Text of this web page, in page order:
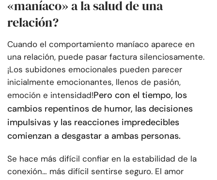
«maníaco» a la salud de una
relación?
Cuando el comportamiento maníaco aparece en
una relación, puede pasar factura silenciosamente.
¡Los subidones emocionales pueden parecer
inicialmente emocionantes, llenos de pasión,
emoción e intensidad!Pero con el tiempo, los
cambios repentinos de humor, las decisiones
impulsivas y las reacciones impredecibles
comienzan a desgastar a ambas personas.
Se hace más difícil confiar en la estabilidad de la
conexión… más difícil sentirse seguro. El amor